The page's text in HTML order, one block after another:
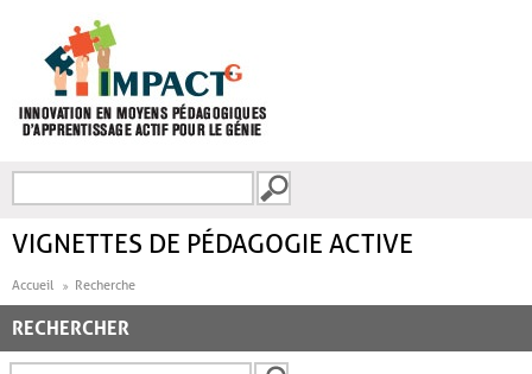
FORMULAIRE DE
VIGNETTES DE PÉDAGOGIE ACTIVE
Accueil Recherche
RECHERCHER